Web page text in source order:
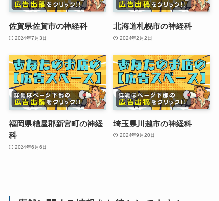
佐賀県佐賀市の神経科
2024年7月3日
北海道札幌市の神経科
2024年2月2日
福岡県糟屋郡新宮町の神経
科
2024年6月6日
埼玉県川越市の神経科
2024年9月20日